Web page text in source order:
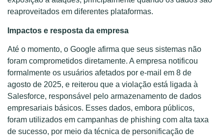
reaproveitados em diferentes plataformas.
Impactos e resposta da empresa
Até o momento, o Google afirma que seus sistemas não
foram comprometidos diretamente. A empresa notificou
formalmente os usuários afetados por e-mail em 8 de
agosto de 2025, e reiterou que a violação está ligada à
Salesforce, responsável pelo armazenamento de dados
empresariais básicos. Esses dados, embora públicos,
foram utilizados em campanhas de phishing com alta taxa
de sucesso, por meio da técnica de personificação de